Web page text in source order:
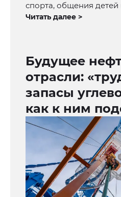
спорта, общения
Читать далее >
Будущее
отрасли:
запасы
как к ним